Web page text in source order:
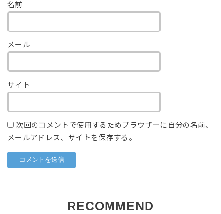
名前
メール
サイト
次回のコメントで使用するためブラウザーに自分の名前、
メールアドレス、サイトを保存する。
RECOMMEND